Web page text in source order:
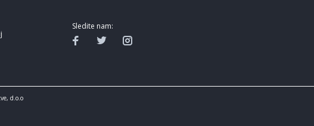
Sledite nam:
d.o.o